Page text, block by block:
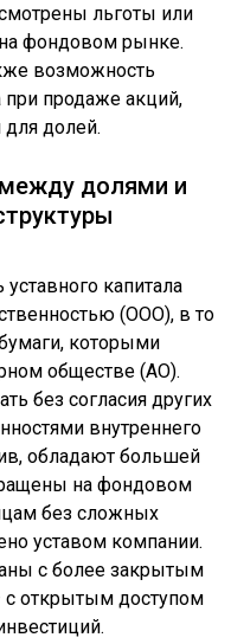
льготы или
фондовом рынке.
возможность
при продаже акций,
для долей.
долями и
капитала
(ООО), в то
которыми
обществе (АО).
без согласия других
внутреннего
обладают большей
на фондовом
без сложных
уставом компании.
с более закрытым
с открытым доступом